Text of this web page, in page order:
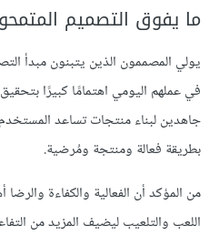
ما يفوق التصميم
يولي المصممون الذين يتبنون مبدأ
في عملهم اليومي اهتمامًا كبيرًا
جاهدين لبناء منتجات تساعد
بطريقة فعالة ومنتجة ومُرضية.
من المؤكد أن الفعالية والكفاءة
اللعب والتلعيب ليضيف المزيد من